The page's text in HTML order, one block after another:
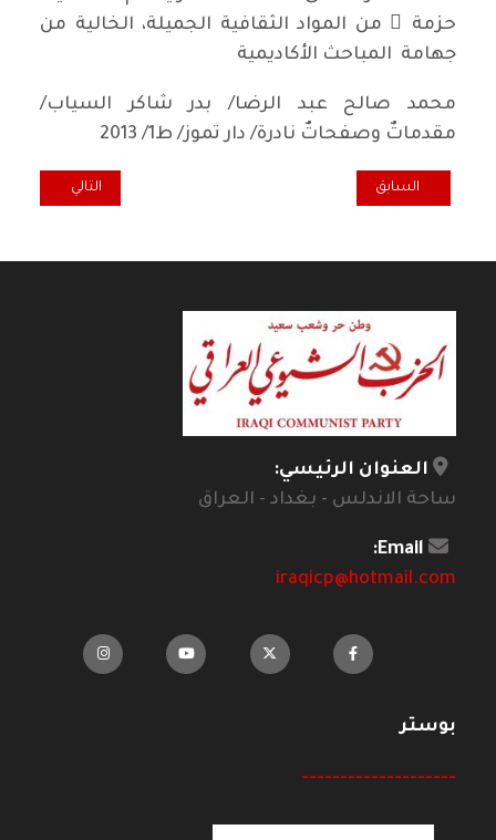
حزمة ً من المواد الثقافية الجميلة، الخالية من
جهامة المباحث الأكاديمية
محمد صالح عبد الرضا/ بدر شاكر السياب/
مقدماتٌ وصفحاتٌ نادرة/ دار تموز/ ط1/ 2013
المقال السابق: قصة من تلك الأيام... في عام 1979، في الكويت ...
السابق المقال التالي:
التالي
العنوان الرئيسي:
ساحة الاندلس - بغداد - العراق
Email:
iraqicp@hotmail.com
بوستر
--------------------